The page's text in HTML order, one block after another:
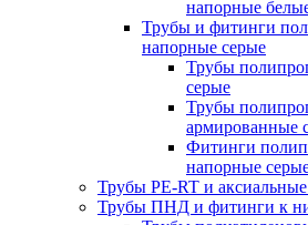
напорные
Трубы и фитинги
напорные серые
Трубы
серые
Трубы
армированные
Фитинги
напорные
Трубы PE-RT и
Трубы ПНД и фитинги к